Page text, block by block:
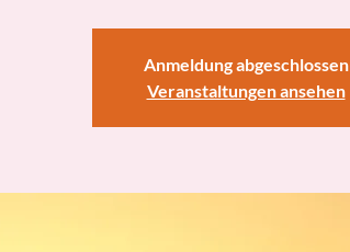
Anmeldung abgeschlossen
Veranstaltungen ansehen